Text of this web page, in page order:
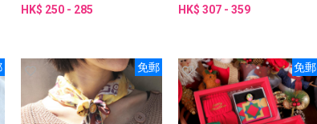
升級版
HK$ 250 - 285
禮盒
HK$ 307 - 359
免郵 免郵